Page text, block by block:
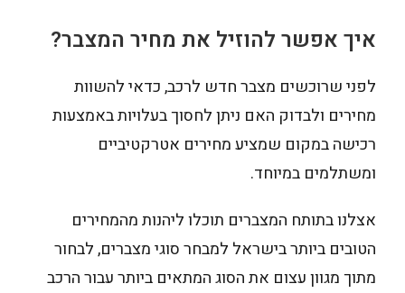
איך אפשר להוזיל את מחיר המצבר?
לפני שרוכשים מצבר חדש לרכב, כדאי להשוות
מחירים ולבדוק האם ניתן לחסוך בעלויות באמצעות
רכישה במקום שמציע מחירים אטרקטיביים
ומשתלמים במיוחד.
אצלנו בתותח המצברים תוכלו ליהנות מהמחירים
הטובים ביותר בישראל למבחר סוגי מצברים, לבחור
מתוך מגוון עצום את הסוג המתאים ביותר עבור הרכב